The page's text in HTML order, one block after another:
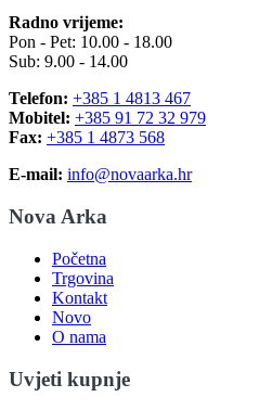
Radno vrijeme:
Pon - Pet: 10.00 - 18.00
Sub: 9.00 - 14.00
Telefon: +385 1 4813 467
Mobitel: +385 91 72 32 979
Fax: +385 1 4873 568
E-mail: info@novaarka.hr
Nova Arka
Početna
Trgovina
Kontakt
Novo
O nama
Uvjeti kupnje